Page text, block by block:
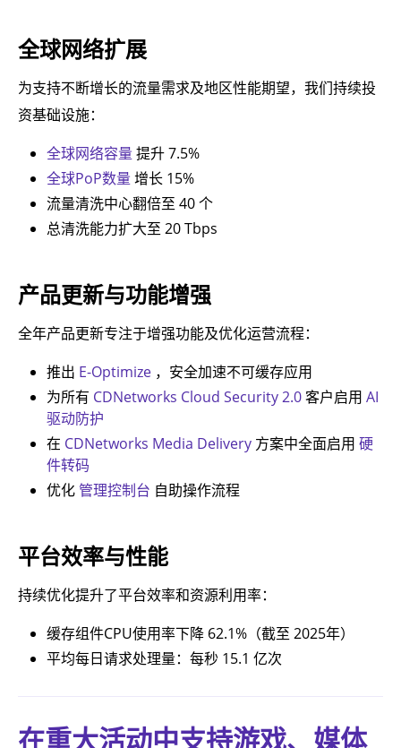
全球网络扩展
为支持不断增长的流量需求及地区性能期望，我们持续投
资基础设施：
全球网络容量 提升 7.5%
全球PoP数量 增长 15%
流量清洗中心翻倍至 40 个
总清洗能力扩大至 20 Tbps
产品更新与功能增强
全年产品更新专注于增强功能及优化运营流程：
推出 E-Optimize ，安全加速不可缓存应用
为所有 CDNetworks Cloud Security 2.0客户启用 AI
驱动防护
在 CDNetworks Media Delivery 方案中全面启用 硬
件转码
优化 管理控制台 自助操作流程
平台效率与性能
持续优化提升了平台效率和资源利用率：
缓存组件CPU使用率下降 62.1%（截至 2025年）
平均每日请求处理量：每秒 15.1 亿次
在重大活动中支持游戏、媒体